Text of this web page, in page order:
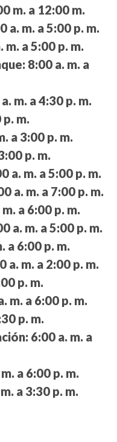
m. a 12:00 m.
a. m. a 5:00 p. m.
m. a 5:00 p. m.
8:00 a. m. a
m. a 4:30 p. m.
p. m.
a 3:00 p. m.
p. m.
a. m. a 5:00 p. m.
a. m. a 7:00 p. m.
a 6:00 p. m.
a. m. a 5:00 p. m.
a 6:00 p. m.
a. m. a 2:00 p. m.
p. m.
m. a 6:00 p. m.
p. m.
6:00 a. m. a
a 6:00 p. m.
a 3:30 p. m.